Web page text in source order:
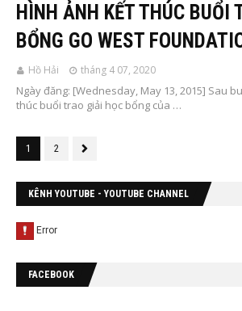
HÌNH ẢNH KẾT THÚC BUỔI
BỔNG GO WEST
Hồ Hải tháng 4 07, 2020
Ngày đăng: [Wednesday, May 13, 2015] Sau
thúc buổi trao giải học bổng của …
1 2
KÊNH YOUTUBE - YOUTUBE CHANNEL
FACEBOOK